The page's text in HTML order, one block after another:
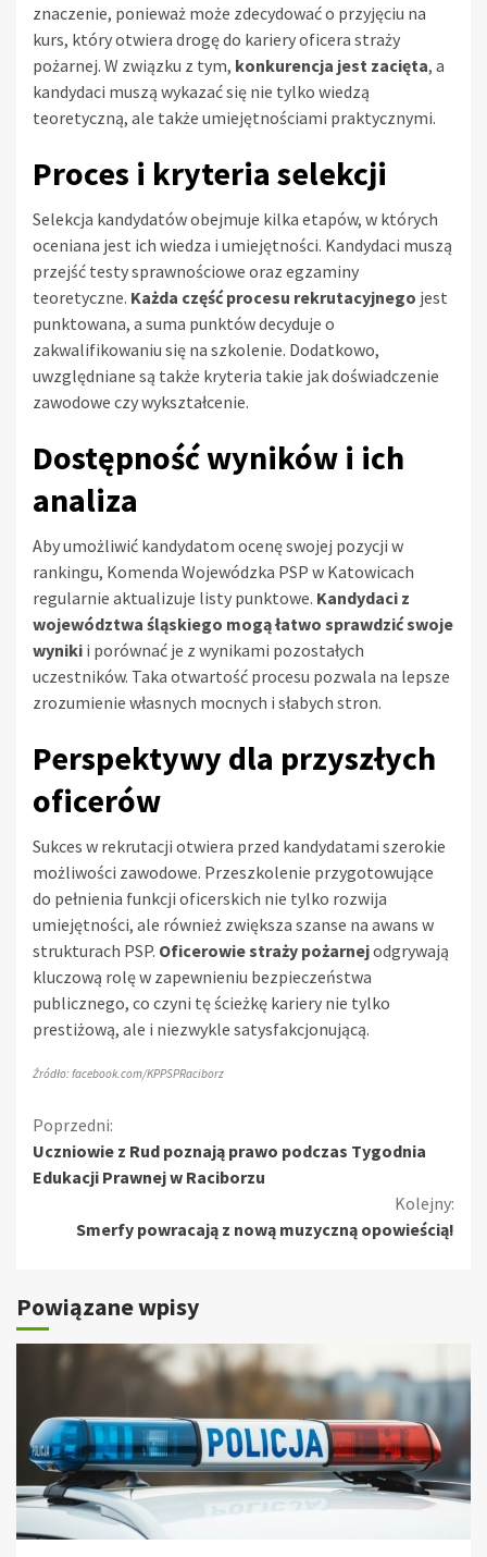
znaczenie, ponieważ może zdecydować o przyjęciu na
kurs, który otwiera drogę do kariery oficera straży
pożarnej. W związku z tym, konkurencja jest zacięta, a
kandydaci muszą wykazać się nie tylko wiedzą
teoretyczną, ale także umiejętnościami praktycznymi.
Proces i kryteria selekcji
Selekcja kandydatów obejmuje kilka etapów, w których
oceniana jest ich wiedza i umiejętności. Kandydaci muszą
przejść testy sprawnościowe oraz egzaminy
teoretyczne. Każda część procesu rekrutacyjnego jest
punktowana, a suma punktów decyduje o
zakwalifikowaniu się na szkolenie. Dodatkowo,
uwzględniane są także kryteria takie jak doświadczenie
zawodowe czy wykształcenie.
Dostępność wyników i ich
analiza
Aby umożliwić kandydatom ocenę swojej pozycji w
rankingu, Komenda Wojewódzka PSP w Katowicach
regularnie aktualizuje listy punktowe. Kandydaci z
województwa śląskiego mogą łatwo sprawdzić swoje
wyniki i porównać je z wynikami pozostałych
uczestników. Taka otwartość procesu pozwala na lepsze
zrozumienie własnych mocnych i słabych stron.
Perspektywy dla przyszłych
oficerów
Sukces w rekrutacji otwiera przed kandydatami szerokie
możliwości zawodowe. Przeszkolenie przygotowujące
do pełnienia funkcji oficerskich nie tylko rozwija
umiejętności, ale również zwiększa szanse na awans w
strukturach PSP. Oficerowie straży pożarnejodgrywają
kluczową rolę w zapewnieniu bezpieczeństwa
publicznego, co czyni tę ścieżkę kariery nie tylko
prestiżową, ale i niezwykle satysfakcjonującą.
Źródło: facebook.com/KPPSPRaciborz
Kontynuuj
czytanie
Poprzedni:
Uczniowie z Rud poznają prawo podczas Tygodnia
Edukacji Prawnej w Raciborzu
Kolejny:
Smerfy powracają z nową muzyczną opowieścią!
Powiązane wpisy